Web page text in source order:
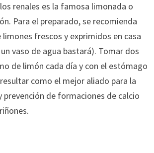
renales es la famosa limonada o
Para el preparado, se recomienda
limones frescos y exprimidos en casa
vaso de agua bastará). Tomar dos
de limón cada día y con el estómago
como el mejor aliado para la
prevención de formaciones de calcio